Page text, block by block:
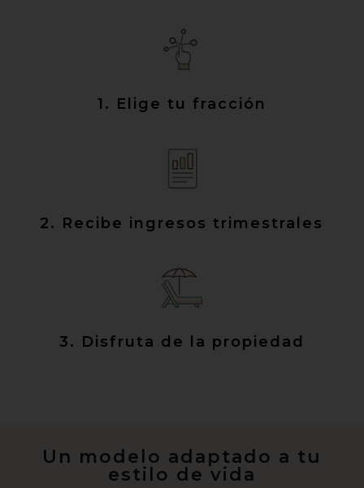
1. Elige tu fracción
2. Recibe ingresos trimestrales
3. Disfruta de la propiedad
Un modelo adaptado a tu
estilo de vida